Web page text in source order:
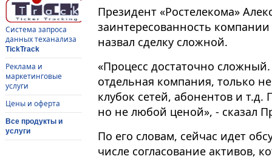
Система запроса
данных теханализа
TickTrack
Реклама и
маркетинговые
услуги
Цены и оферта
Все продукты и
услуги
Президент «Ростелекома»
заинтересованность
назвал сделку сложной.
«Процесс достаточно
отдельная компания, только
клубок сетей, абонентов и
но не любой ценой», - сказал
По его словам, сейчас идет
числе согласование активов,